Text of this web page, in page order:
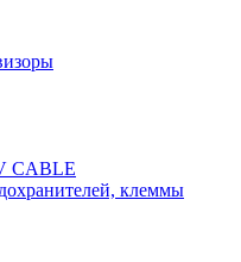
CABLE
клеммы